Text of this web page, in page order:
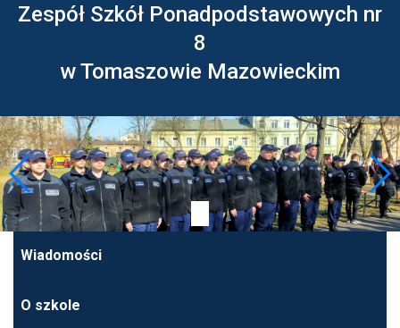
Zespół Szkół Ponadpodstawowych nr
8
w Tomaszowie Mazowieckim
Wiadomości
O szkole